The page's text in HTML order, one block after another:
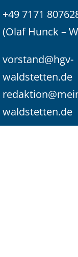
+49 7171
(Olaf Hunck –
vorstand@hgv-
waldstetten.de
waldstetten.de